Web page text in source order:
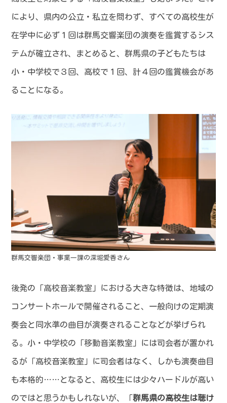
により、県内の公立・私立を問わず、すべての高校生が
在学中に必ず１回は群馬交響楽団の演奏を鑑賞するシス
テムが確立され、まとめると、群馬県の子どもたちは
小・中学校で３回、高校で１回、計４回の鑑賞機会があ
ることになる。
群馬交響楽団・事業一課の深堀愛香さん
後発の「高校音楽教室」における大きな特徴は、地域の
コンサートホールで開催されること、一般向けの定期演
奏会と同水準の曲目が演奏されることなどが挙げられ
る。小・中学校の「移動音楽教室」には司会者が置かれ
るが「高校音楽教室」に司会者はなく、しかも演奏曲目
も本格的……となると、高校生には少々ハードルが高い
のではと思うかもしれないが、「群馬県の高校生は聴け